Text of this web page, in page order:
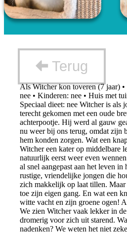
Terug
Als Witcher kon toveren (7 jaar) •
nee • Kinderen: nee • Huis met
Speciaal dieet: nee Witcher is als
terecht gekomen met een oude
achterpootje. Hij werd al gauw
nu weer bij ons terug, omdat zijn
hem konden zorgen. Wat een
Witcher een kater op middelbare
natuurlijk eerst weer even
al snel aangepast aan het leven
rustige, vriendelijke jongen die
zich makkelijk op laat tillen. Maar
toe zijn eigen gang. En wat een
witte vacht en zijn groene ogen!
We zien Witcher vaak lekker in
dromerig voor zich uit starend.
nadenken? We weten het niet